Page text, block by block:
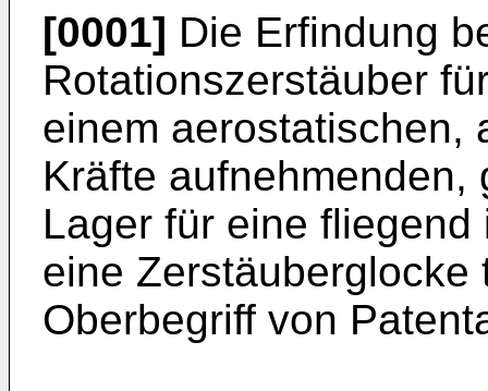
[0001] Die Erfindung
Rotationszerstäuber
einem aerostatischen,
Kräfte
Lager für eine
eine
Oberbegriff von